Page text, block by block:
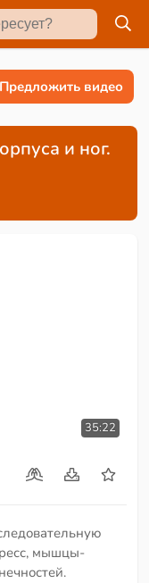
Предложить видео
и ног.
35:22
мышцы-